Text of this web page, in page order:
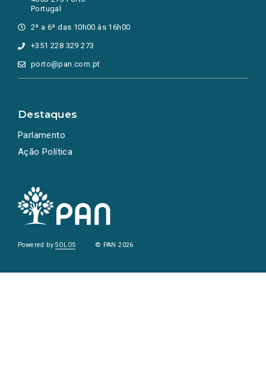
Portugal
2ª a 6ª das 10h00 às 16h00
+351 228 329 273
porto@pan.com.pt
Destaques
Parlamento
Ação Política
Powered bySOLOS © PAN 2026